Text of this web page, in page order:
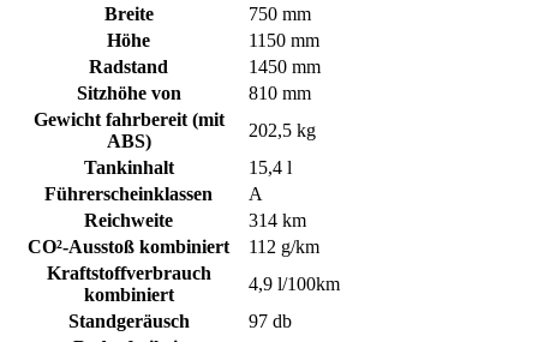
Breite
750 mm
Höhe
1150 mm
Radstand
1450 mm
Sitzhöhe von
810 mm
Gewicht fahrbereit (mit
ABS)
202,5 kg
Tankinhalt
15,4 l
Führerscheinklassen
A
Reichweite
314 km
CO²-Ausstoß kombiniert
112 g/km
Kraftstoffverbrauch
kombiniert
4,9 l/100km
Standgeräusch
97 db